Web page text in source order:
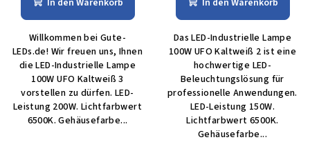
Willkommen bei Gute-
LEDs.de! Wir freuen uns, Ihnen
die LED-Industrielle Lampe
100W UFO Kaltweiß 3
vorstellen zu dürfen. LED-
Leistung 200W. Lichtfarbwert
6500K. Gehäusefarbe...
Das LED-Industrielle Lampe
100W UFO Kaltweiß 2 ist eine
hochwertige LED-
Beleuchtungslösung für
professionelle Anwendungen.
LED-Leistung 150W.
Lichtfarbwert 6500K.
Gehäusefarbe...